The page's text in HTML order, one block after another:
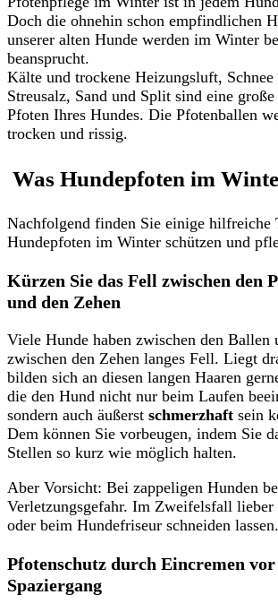
Doch die ohnehin schon empfindlichen
unserer alten Hunde werden im Winter
beansprucht.
Kälte und trockene Heizungsluft, Schnee
Streusalz, Sand und Split sind eine
Pfoten Ihres Hundes. Die Pfotenballen
trocken und rissig.
Was Hundepfoten im
Nachfolgend finden Sie einige hilfreiche
Hundepfoten im Winter schützen und
Kürzen Sie das Fell zwischen den
und den Zehen
Viele Hunde haben zwischen den Ballen
zwischen den Zehen langes Fell. Liegt
bilden sich an diesen langen Haaren
die den Hund nicht nur beim Laufen
sondern auch äußerst schmerzhaft sein
Dem können Sie vorbeugen, indem Sie
Stellen so kurz wie möglich halten.
Aber Vorsicht: Bei zappeligen Hunden
Verletzungsgefahr. Im Zweifelsfall
oder beim Hundefriseur schneiden lassen.
Pfotenschutz durch Eincremen vor
Spaziergang